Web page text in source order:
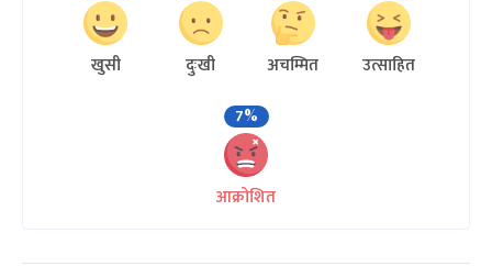
खुसी दुःखी अचम्मित
उत्साहित
7%
आक्रोशित